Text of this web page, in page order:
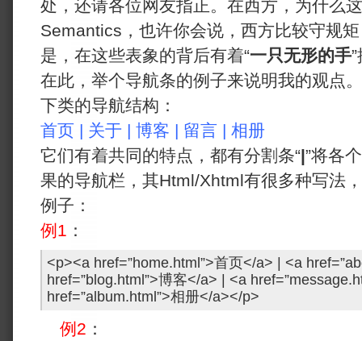
处，还请各位网友指正。在西方，为什么
Semantics，也许你会说，西方比较守规
是，在这些表象的背后有着“一只无形的手
在此，举个导航条的例子来说明我的观点
下类的导航结构：
首页 | 关于 | 博客 | 留言 | 相册
它们有着共同的特点，都有分割条“|”将各
果的导航栏，其Html/Xhtml有很多种写法
例子：
例1 ：
<p><a href=”home.html”>首页</a> | <a
href=”blog.html”>博客</a> | <a
href=”album.html”>相册</a></p>
例2 ：